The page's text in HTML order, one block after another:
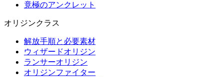
竟極のアンクレット
オリジンクラス
解放手順と必要素材
ウィザードオリジン
ランサーオリジン
オリジンファイター